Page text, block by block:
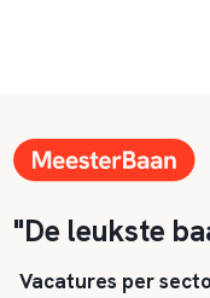
"De leukste
Vacatures per